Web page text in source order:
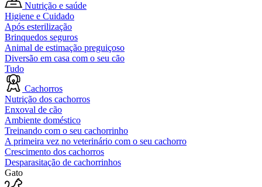
Nutrição e saúde
Higiene e Cuidado
Após esterilização
Brinquedos seguros
Animal de estimação preguiçoso
Diversão em casa com o seu cão
Tudo
Cachorros
Nutrição dos cachorros
Enxoval de cão
Ambiente doméstico
Treinando com o seu cachorrinho
A primeira vez no veterinário com o seu cachorro
Crescimento dos cachorros
Desparasitação de cachorrinhos
Gato